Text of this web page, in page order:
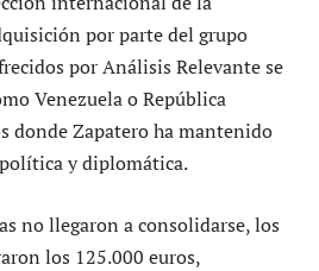
por parte del grupo
por Análisis Relevante se
Venezuela o República
donde Zapatero ha mantenido
y diplomática.
no llegaron a consolidarse, los
los 125.000 euros,